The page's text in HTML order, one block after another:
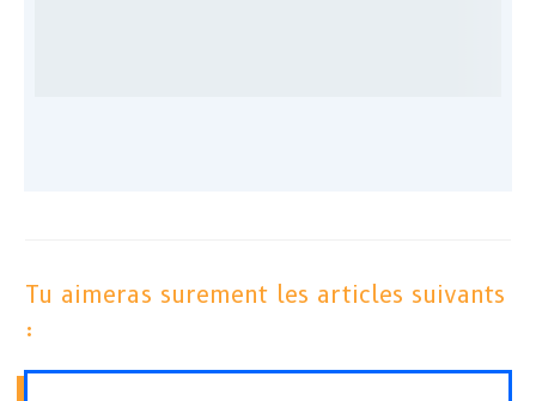
Tu aimeras surement les articles suivants
: